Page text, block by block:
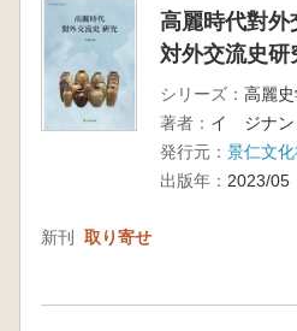
高麗時代對外
対外交流史研
シリーズ： 高麗
著者： イ ジナン
発行元： 景仁文化
出版年： 2023/05
新刊 取り寄せ